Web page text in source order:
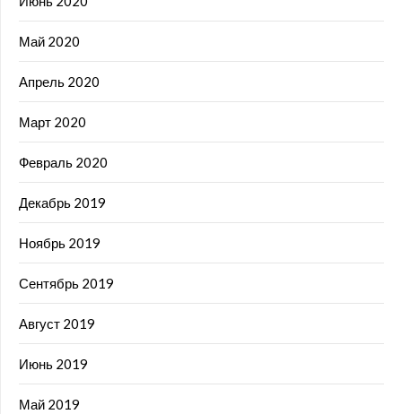
Май 2020
Апрель 2020
Март 2020
Февраль 2020
Декабрь 2019
Ноябрь 2019
Сентябрь 2019
Август 2019
Июнь 2019
Май 2019